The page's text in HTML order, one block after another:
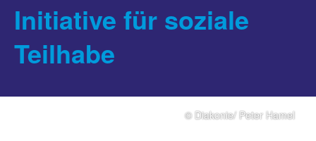
Initiative für soziale
Teilhabe
© Diakonie/ Peter Hamel